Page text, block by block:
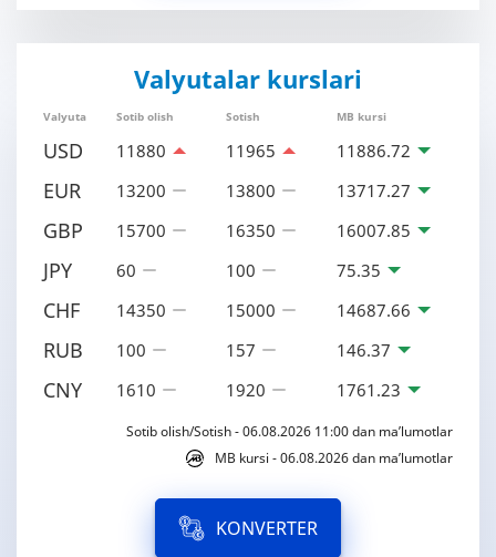
Valyutalar kurslari
Valyuta Sotib olish Sotish MB kursi
USD 11880 11965 11886.72
EUR 13200 13800 13717.27
GBP 15700 16350 16007.85
JPY 60 100 75.35
CHF 14350 15000 14687.66
RUB 100 157 146.37
CNY 1610 1920 1761.23
Sotib olish/Sotish - 06.08.2026 11:00 dan ma’lumotlar
MB kursi - 06.08.2026 dan ma’lumotlar
KONVERTER